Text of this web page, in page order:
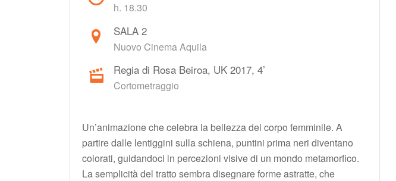
h. 18.30
SALA 2
Nuovo Cinema Aquila
Regia di Rosa Beiroa, UK 2017, 4’
Cortometraggio
Un’animazione che celebra la bellezza del corpo femminile. A
partire dalle lentiggini sulla schiena, puntini prima neri diventano
colorati, guidandoci in percezioni visive di un mondo metamorfico.
La semplicità del tratto sembra disegnare forme astratte, che